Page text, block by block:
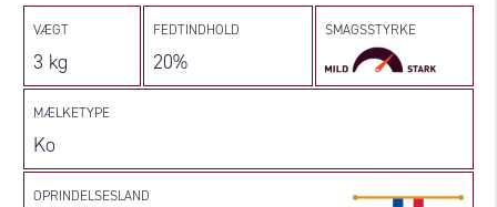
VÆGT
3 kg
FEDTINDHOLD
20%
SMAGSSTYRKE
MÆLKETYPE
Ko
OPRINDELSESLAND